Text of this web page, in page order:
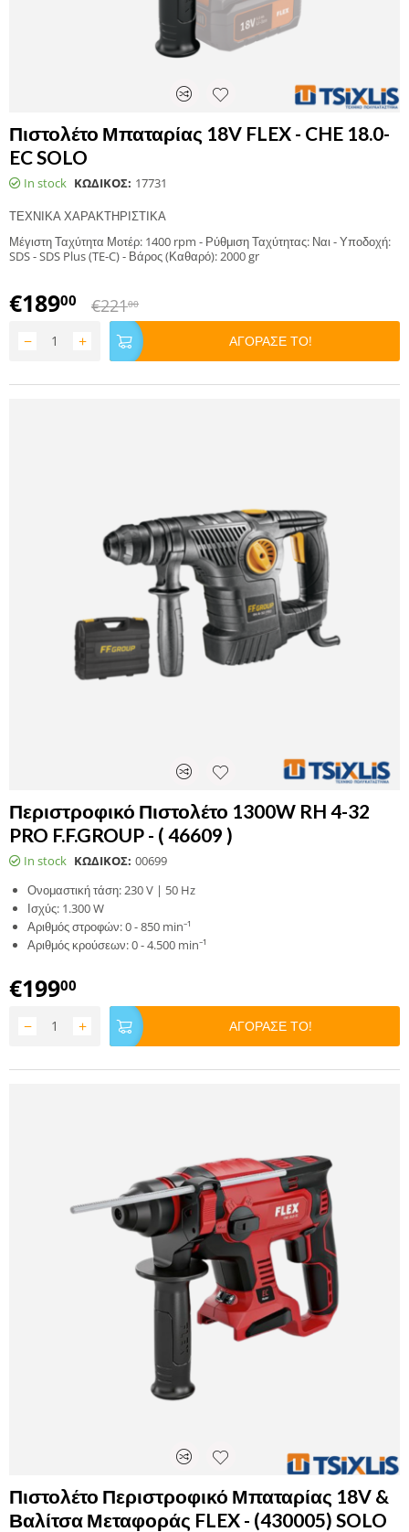
Πιστολέτο Μπαταρίας 18V FLEX - CHE 18.0-
EC SOLO
In stock ΚΩΔΙΚΟΣ: 17731
ΤΕΧΝΙΚΑ ΧΑΡΑΚΤΗΡΙΣΤΙΚΑ
Μέγιστη Ταχύτητα Μοτέρ: 1400 rpm - Ρύθμιση Ταχύτητας: Ναι - Υποδοχή:
SDS - SDS Plus (TE-C) - Βάρος (Καθαρό): 2000 gr
€18900 €22100
+
− ΑΓΟΡΑΣΕ ΤΟ!
Περιστροφικό Πιστολέτο 1300W RH 4-32
PRO F.F.GROUP - ( 46609 )
In stock ΚΩΔΙΚΟΣ: 00699
Ονομαστική τάση: 230 V | 50 Hz
Ισχύς: 1.300 W
Αριθμός στροφών: 0 - 850 min⁻¹
Αριθμός κρούσεων: 0 - 4.500 min⁻¹
€19900
+
− ΑΓΟΡΑΣΕ ΤΟ!
Πιστολέτο Περιστροφικό Μπαταρίας 18V &
Βαλίτσα Μεταφοράς FLEX - (430005) SOLO